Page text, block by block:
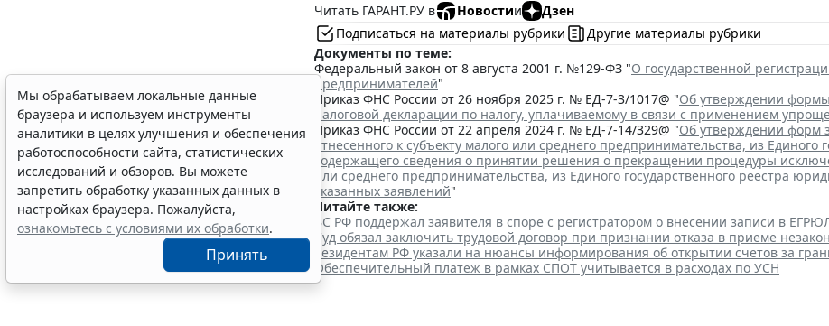
Читать ГАРАНТ.РУ в
Новостии
Дзен
Подписаться на материалы рубрики
Другие материалы рубрики
Документы по теме:
Федеральный закон от 8 августа 2001 г. №129-ФЗ "О государственной
предпринимателей"
Приказ ФНС России от 26 ноября 2025 г. № ЕД-7-3/1017@ "Об утверждении
налоговой декларации по налогу, уплачиваемому в связи с применением
Приказ ФНС России от 22 апреля 2024 г. № ЕД-7-14/329@ "Об утверждении форм
отнесенного к субъекту малого или среднего предпринимательства, из
содержащего сведения о принятии решения о прекращении процедуры
или среднего предпринимательства, из Единого государственного реестра
указанных заявлений"
Читайте также:
ВС РФ поддержал заявителя в споре с регистратором о внесении записи в
Суд обязал заключить трудовой договор при признании отказа в приеме
Резидентам РФ указали на нюансы информирования об открытии счетов за
Обеспечительный платеж в рамках СПОТ учитывается в расходах по УСН
Мы обрабатываем локальные данные
браузера и используем инструменты
аналитики в целях улучшения и обеспечения
работоспособности сайта, статистических
исследований и обзоров. Вы можете
запретить обработку указанных данных в
настройках браузера. Пожалуйста,
ознакомьтесь с условиями их обработки.
Принять